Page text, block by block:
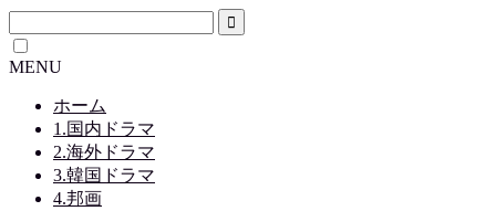
MENU
ホーム
1.国内ドラマ
2.海外ドラマ
3.韓国ドラマ
4.邦画